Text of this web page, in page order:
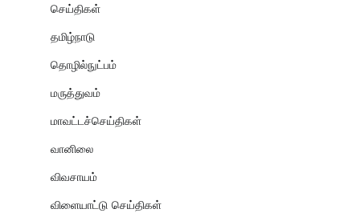
செய்திகள்
தமிழ்நாடு
தொழில்நுட்பம்
மருத்துவம்
மாவட்டச்செய்திகள்
வானிலை
விவசாயம்
விளையாட்டு செய்திகள்